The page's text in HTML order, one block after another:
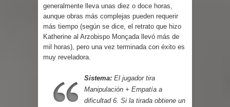
generalmente lleva unas diez o doce horas,
aunque obras más complejas pueden requerir
más tiempo (según se dice, el retrato que hizo
Katherine al Arzobispo Monçada llevó más de
mil horas), pero una vez terminada con éxito es
muy reveladora.
Sistema: El jugador tira
Manipulación + Empatía a
dificultad 6. Si la tirada obtiene un